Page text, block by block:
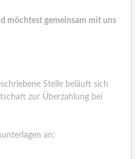
möchtest gemeinsam mit uns
Stelle beläuft sich
zur Überzahlung bei
an: